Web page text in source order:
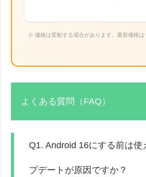
※ 価格は変動する場合があります。最新価格は
よくある質問（FAQ）
Q1. Android 16にする前は使
プデートが原因ですか？